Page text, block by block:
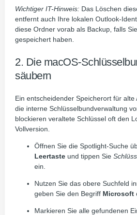
Wichtiger IT-Hinweis: Das Löschen
entfernt auch Ihre lokalen Outlook-
diese Ordner vorab als Backup, falls
gespeichert haben.
2. Die macOS-
säubern
Ein entscheidender Speicherort für alte
die interne Schlüsselbundverwaltung
blockieren veraltete Schlüssel oft den
Vollversion.
Öffnen Sie die Spotlight-Suche
Leertaste und tippen Sie
ein.
Nutzen Sie das obere Suchfeld
geben Sie den Begriff Microsoft
Markieren Sie alle gefundenen